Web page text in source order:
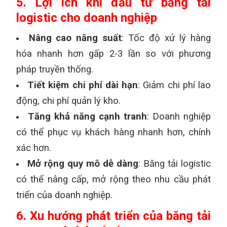
logistic cho doanh nghiệp
Nâng cao năng suất: Tốc độ xử lý hàng
hóa nhanh hơn gấp 2-3 lần so với phương
pháp truyền thống.
Tiết kiệm chi phí dài hạn: Giảm chi phí lao
động, chi phí quản lý kho.
Tăng khả năng cạnh tranh: Doanh nghiệp
có thể phục vụ khách hàng nhanh hơn, chính
xác hơn.
Mở rộng quy mô dễ dàng: Băng tải logistic
có thể nâng cấp, mở rộng theo nhu cầu phát
triển của doanh nghiệp.
6. Xu hướng phát triển của băng tải